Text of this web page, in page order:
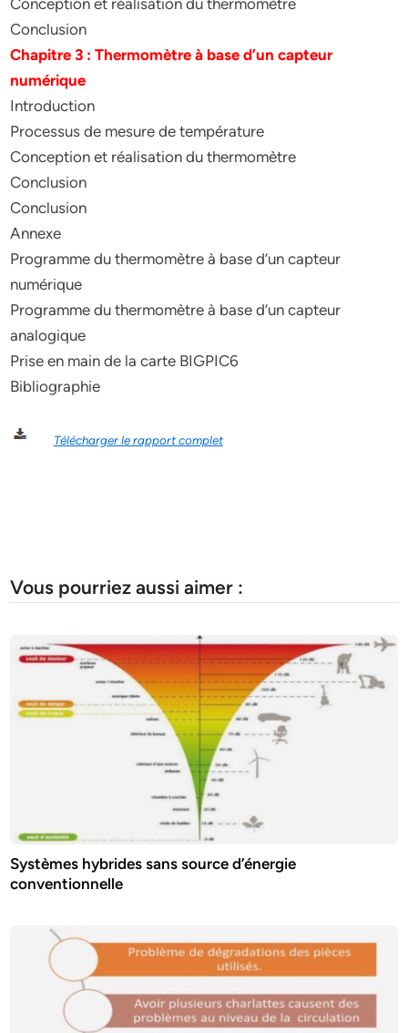
Conception et réalisation du thermomètre
Conclusion
Chapitre 3 : Thermomètre à base d’un capteur
numérique
Introduction
Processus de mesure de température
Conception et réalisation du thermomètre
Conclusion
Conclusion
Annexe
Programme du thermomètre à base d’un capteur
numérique
Programme du thermomètre à base d’un capteur
analogique
Prise en main de la carte BIGPIC6
Bibliographie
Télécharger le rapport complet
Vous pourriez aussi aimer :
Systèmes hybrides sans source d’énergie
conventionnelle